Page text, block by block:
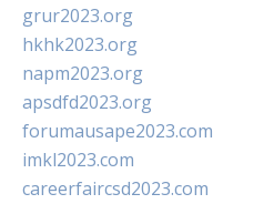
grur2023.org
hkhk2023.org
napm2023.org
apsdfd2023.org
forumausape2023.com
imkl2023.com
careerfaircsd2023.com